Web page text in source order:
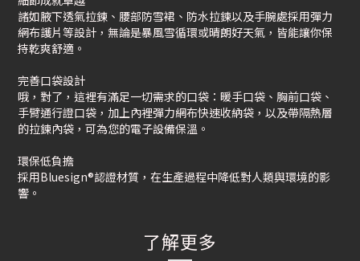
諸如腋下透氣拉鍊、腰部防雪裙、防水拉鍊以及手腕處採用彈力
網布護片等設計，無論是暴風雪循環或晴朗好天氣，皆能讓你保
持乾爽舒適。
完善口袋設計
哦，對了，這裡有滿足一切需求的口袋：暖手口袋、胸前口袋、
手臂通行證口袋，加上內裡彈力網布快速收納袋，以及帶隔熱層
的拉鍊內袋，可為您的電子設備保溫。
環保低負擔
採用Bluesign®認證材質，在生產過程中降低對人類與環境的影
響。
了解更多